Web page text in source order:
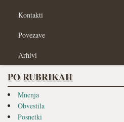
Kontakti
Povezave
Arhivi
PO RUBRIKAH
Mnenja
Obvestila
Posnetki